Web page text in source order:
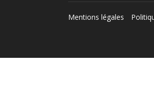
Mentions légales